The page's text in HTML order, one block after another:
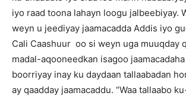
iyo raad toona lahayn loogu jalbeebiyay.
weyn u jeediyay jaamacadda Addis iyo
Cali Caashuur oo si weyn uga muuqday
madal-aqooneedkan isagoo
boorriyay inay ku daydaan tallaabadan
ay qaadday jaamacaddu. “Waa tallaabo